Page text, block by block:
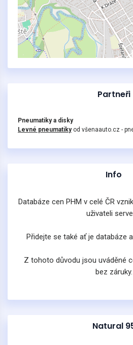
Partneři
Pneumatiky a disky
Levné pneumatikyod všenaauto.cz -
Info
Databáze cen PHM v celé ČR
uživateli
Přidejte se také ať je databáze
Z tohoto důvodu jsou uváděné
bez záruky.
Natural